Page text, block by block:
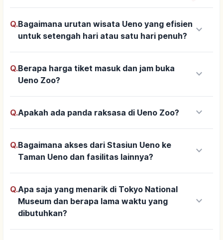
Q.Bagaimana urutan wisata Ueno yang efisien
untuk setengah hari atau satu hari penuh?
keyboard_arrow_down
Q.Berapa harga tiket masuk dan jam buka
Ueno Zoo?
keyboard_arrow_down
Q.Apakah ada panda raksasa di Ueno Zoo? keyboard_arrow_down
Q.Bagaimana akses dari Stasiun Ueno ke
Taman Ueno dan fasilitas lainnya?
keyboard_arrow_down
Q.Apa saja yang menarik di Tokyo National
Museum dan berapa lama waktu yang
dibutuhkan?
keyboard_arrow_down